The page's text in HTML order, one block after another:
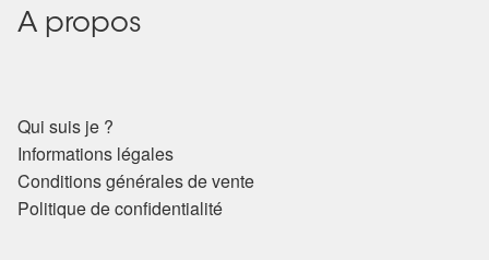
Validation de la commande
Commandes
Panier
A propos
Qui suis je ?
Informations légales
Conditions générales de vente
Politique de confidentialité